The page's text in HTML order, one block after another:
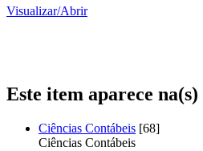
Visualizar/Abrir
Este item aparece
Ciências Contábeis [68]
Ciências Contábeis